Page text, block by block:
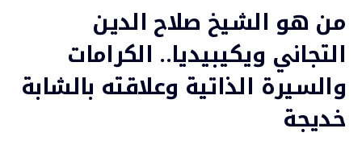
من هو الشيخ صلاح الدين
التجاني ويكيبيديا.. الكرامات
والسيرة الذاتية وعلاقته بالشابة
خديجة